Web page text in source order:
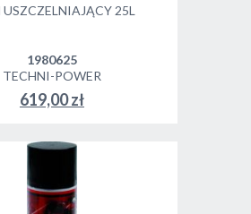
USZCZELNIAJĄCY 25L
1980625
TECHNI-POWER
619,00 zł